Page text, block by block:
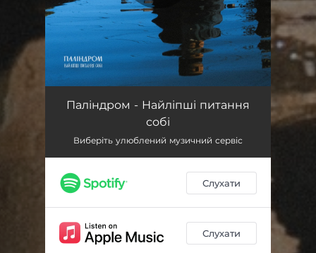
Як зупинити ранок 04:28
Саудаде 04:56
Вітер в голові 03:35
Час пісок 03:22
Паліндром - Найліпші питання
собі
Виберіть улюблений музичний сервіс
Слухати
Слухати